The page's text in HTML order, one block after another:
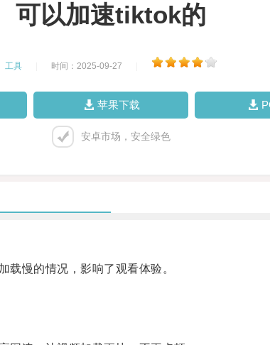
可以加速tiktok的
工具 时间：2025-09-27
苹果下载
安卓市场，安全绿色
慢的情况，影响了观看体验。